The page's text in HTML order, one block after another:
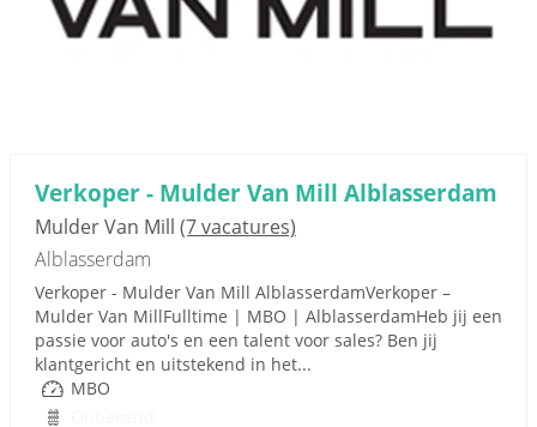
Verkoper - Mulder Van Mill Alblasserdam
Mulder Van Mill (7 vacatures)
Alblasserdam
Verkoper - Mulder Van Mill AlblasserdamVerkoper –
Mulder Van MillFulltime | MBO | AlblasserdamHeb jij een
passie voor auto's en een talent voor sales? Ben jij
klantgericht en uitstekend in het...
MBO